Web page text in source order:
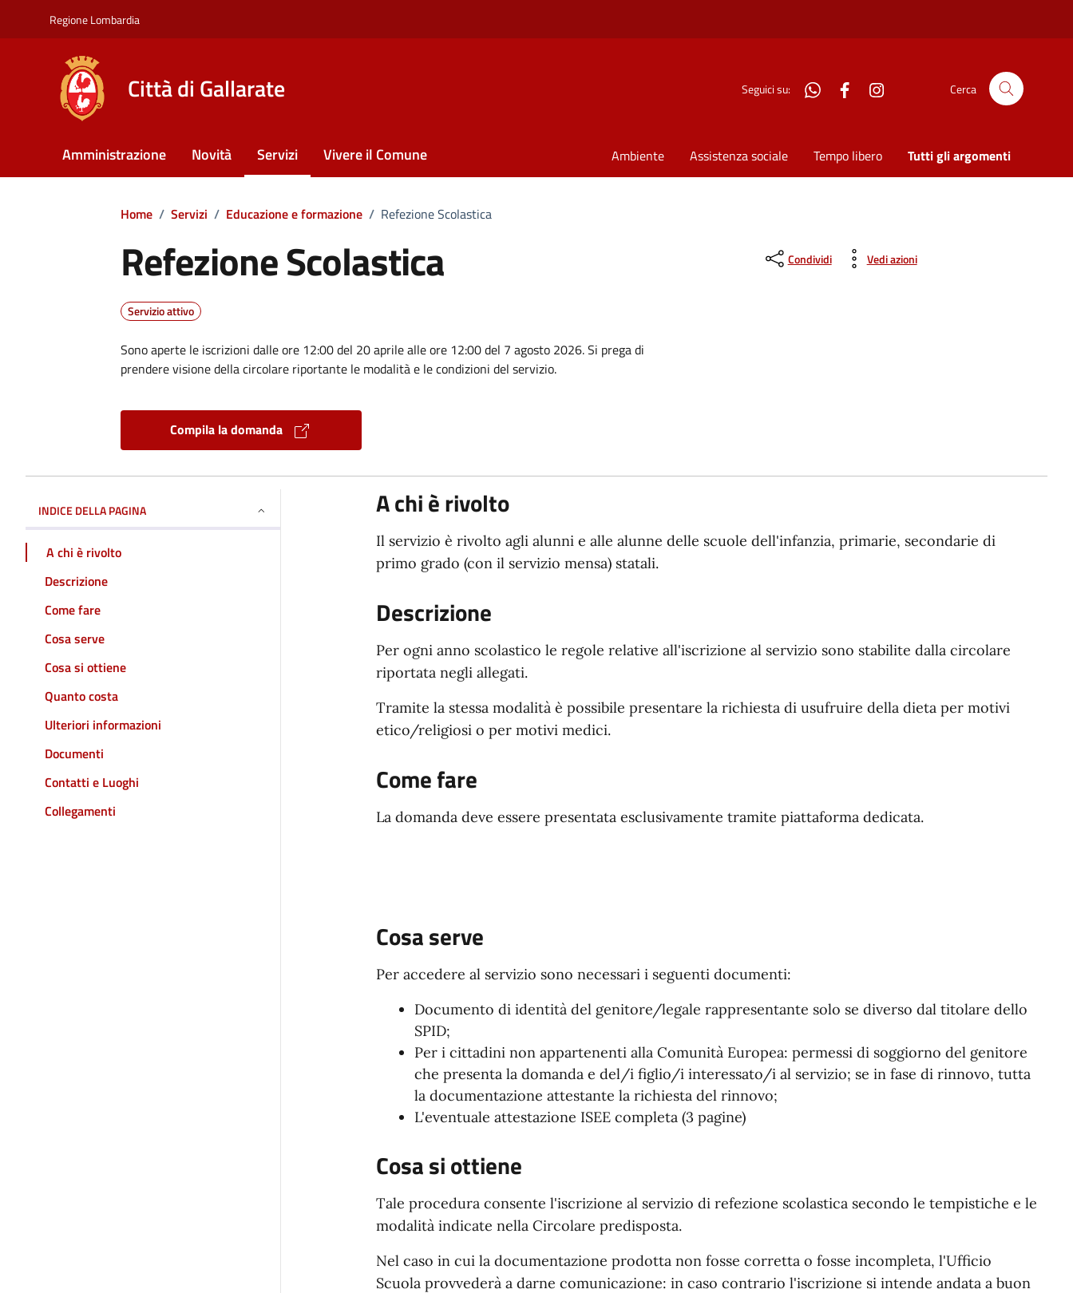
Regione Lombardia
Città di Gallarate Seguici su: WhatsAppFacebook Cerca
Amministrazione Novità Servizi Vivere il Comune Ambiente Assistenza sociale Tempo libero Tutti gli argomenti
Home / Servizi / Educazione e formazione / Refezione Scolastica
Refezione Scolastica
Servizio attivo
Sono aperte le iscrizioni dalle ore 12:00 del 20 aprile alle ore 12:00 del 7 agosto 2026. Si prega di
prendere visione della circolare riportante le modalità e le condizioni del servizio.
Compila la domanda
Condividi Vedi azioni
INDICE DELLA PAGINA
A chi è rivolto
Descrizione
Come fare
Cosa serve
Cosa si ottiene
Quanto costa
Ulteriori informazioni
Documenti
Contatti e Luoghi
Collegamenti
A chi è rivolto
Il servizio è rivolto agli alunni e alle alunne delle scuole dell'infanzia, primarie, secondarie di
primo grado (con il servizio mensa) statali.
Descrizione
Per ogni anno scolastico le regole relative all'iscrizione al servizio sono stabilite dalla circolare
riportata negli allegati.
Tramite la stessa modalità è possibile presentare la richiesta di usufruire della dieta per motivi
etico/religiosi o per motivi medici.
Come fare
La domanda deve essere presentata esclusivamente tramite piattaforma dedicata.
Cosa serve
Per accedere al servizio sono necessari i seguenti documenti:
Documento di identità del genitore/legale rappresentante solo se diverso dal titolare dello
SPID;
Per i cittadini non appartenenti alla Comunità Europea: permessi di soggiorno del genitore
che presenta la domanda e del/i figlio/i interessato/i al servizio; se in fase di rinnovo, tutta
la documentazione attestante la richiesta del rinnovo;
L'eventuale attestazione ISEE completa (3 pagine)
Cosa si ottiene
Tale procedura consente l'iscrizione al servizio di refezione scolastica secondo le tempistiche e le
modalità indicate nella Circolare predisposta.
Nel caso in cui la documentazione prodotta non fosse corretta o fosse incompleta, l'Ufficio
Scuola provvederà a darne comunicazione: in caso contrario l'iscrizione si intende andata a buon